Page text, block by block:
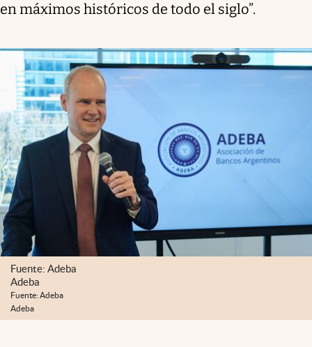
en máximos históricos de todo el siglo”.
Fuente: Adeba
Adeba
Fuente: Adeba
Adeba